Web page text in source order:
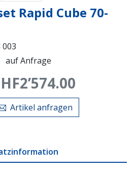
Rapid Cube 70-
003
auf Anfrage
2’574.00
Artikel anfragen